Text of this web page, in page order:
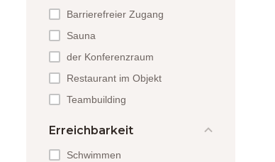
Barrierefreier Zugang
Sauna
der Konferenzraum
Restaurant im Objekt
Teambuilding
Erreichbarkeit
Schwimmen